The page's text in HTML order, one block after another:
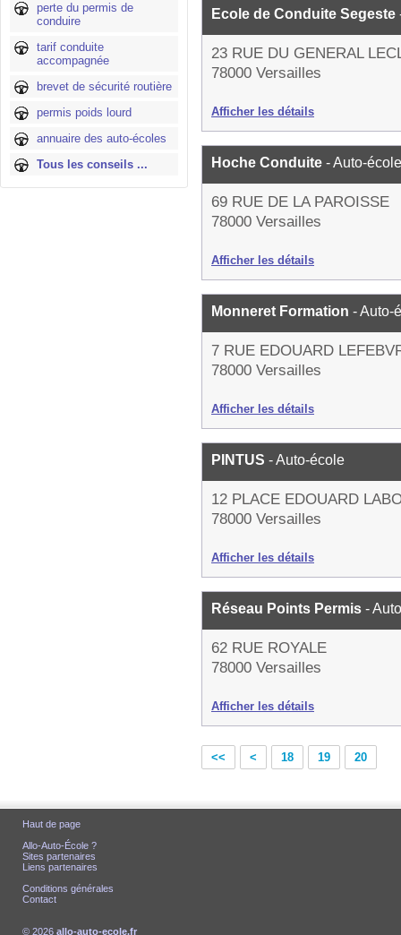
perte du permis de
conduire
tarif conduite
accompagnée
brevet de sécurité routière
permis poids lourd
annuaire des auto-écoles
Tous les conseils ...
Ecole de Conduite Segeste
23 RUE DU GENERAL
78000 Versailles
Afficher les détails
Hoche Conduite - Auto-école
69 RUE DE LA PAROISSE
78000 Versailles
Afficher les détails
Monneret Formation - Auto-
7 RUE EDOUARD
78000 Versailles
Afficher les détails
PINTUS - Auto-école
12 PLACE EDOUARD
78000 Versailles
Afficher les détails
Réseau Points Permis -
62 RUE ROYALE
78000 Versailles
Afficher les détails
<< < 18 19 20
Haut de page
Allo-Auto-École ?
Sites partenaires
Liens partenaires
Conditions générales
Contact
© 2026 allo-auto-ecole.fr